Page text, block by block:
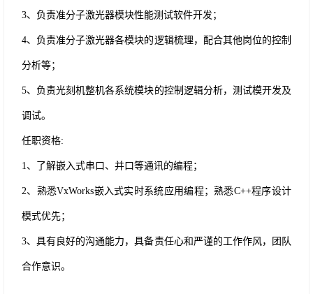
3、负责准分子激光器模块性能测试软件开发；
4、负责准分子激光器各模块的逻辑梳理，配合其他岗位的控制
分析等；
5、负责光刻机整机各系统模块的控制逻辑分析，测试模开发及
调试。
任职资格:
1、了解嵌入式串口、并口等通讯的编程；
2、熟悉VxWorks嵌入式实时系统应用编程；熟悉C++程序设计
模式优先；
3、具有良好的沟通能力，具备责任心和严谨的工作作风，团队
合作意识。